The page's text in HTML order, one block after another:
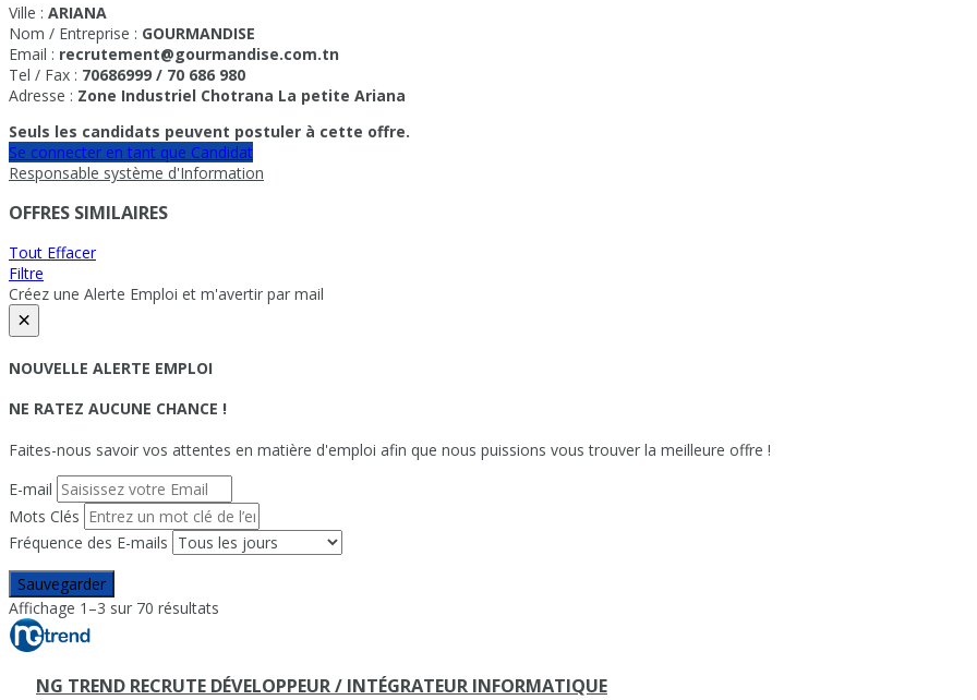
Ville : ARIANA
Nom / Entreprise : GOURMANDISE
Email : recrutement@gourmandise.com.tn
Tel / Fax : 70686999 / 70 686 980
Adresse : Zone Industriel Chotrana La petite Ariana
Seuls les candidats peuvent postuler à cette offre.
Se connecter en tant que Candidat
Responsable système d'Information
OFFRES SIMILAIRES
Tout Effacer
Filtre
Créez une Alerte Emploi et m'avertir par mail
×
NOUVELLE ALERTE EMPLOI
NE RATEZ AUCUNE CHANCE !
Faites-nous savoir vos attentes en matière d'emploi afin que nous puissions vous trouver la meilleure offre !
E-mail
Mots Clés
Fréquence des E-mails
Sauvegarder
Affichage 1–3 sur 70 résultats
NG TREND RECRUTE DÉVELOPPEUR / INTÉGRATEUR INFORMATIQUE